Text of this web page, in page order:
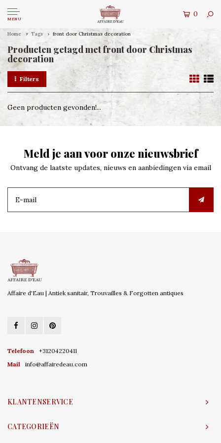
MENU
0
Home Tags front door Christmas decoration
Producten getagd met front door Christmas
decoration
Filters
Geen producten gevonden!...
Meld je aan voor onze nieuwsbrief
Ontvang de laatste updates, nieuws en aanbiedingen via email
Affaire d'Eau | Antiek sanitair, Trouvailles & Forgotten antiques
Telefoon
+31204220411
Mail
info@affairedeau.com
KLANTENSERVICE
CATEGORIEËN